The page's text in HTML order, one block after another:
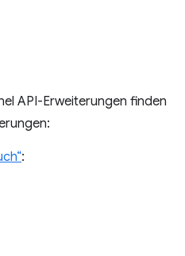
API-Erweiterungen finden
: